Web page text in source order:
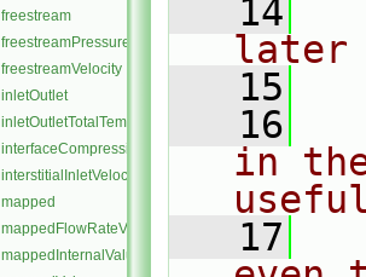
freestream
freestreamPressure
freestreamVelocity
inletOutlet
inletOutletTotalTemperature
interfaceCompression
interstitialInletVelocity
mapped
mappedFlowRateVelocity
mappedInternalValue
   14
later
   15
   16
in
   17